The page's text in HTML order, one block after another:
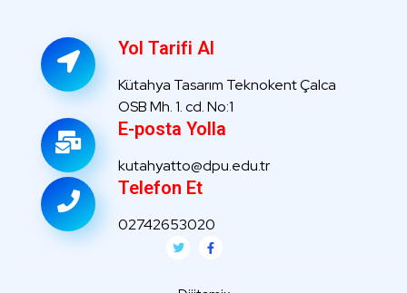
Yol Tarifi Al
Kütahya Tasarım Teknokent Çalca
OSB Mh. 1. cd. No:1
E-posta Yolla
kutahyatto@dpu.edu.tr
Telefon Et
02742653020